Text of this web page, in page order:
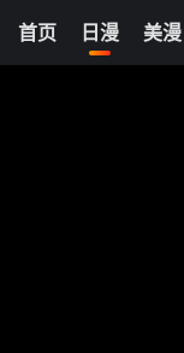
首页 日漫 美漫